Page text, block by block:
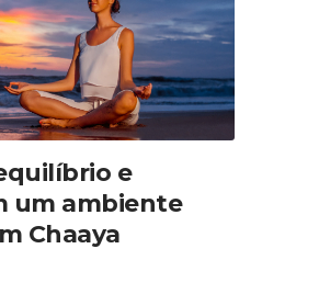
e
um ambiente
Chaaya